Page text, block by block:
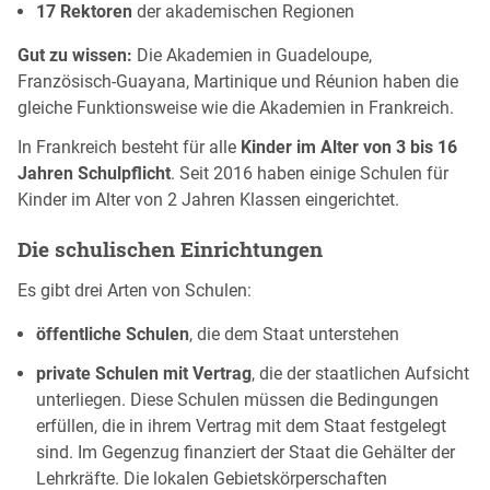
17 Rektoren der akademischen Regionen
Gut zu wissen: Die Akademien in Guadeloupe,
Französisch-Guayana, Martinique und Réunion haben die
gleiche Funktionsweise wie die Akademien in Frankreich.
In Frankreich besteht für alle Kinder im Alter von 3 bis 16
Jahren Schulpflicht. Seit 2016 haben einige Schulen für
Kinder im Alter von 2 Jahren Klassen eingerichtet.
Die schulischen Einrichtungen
Es gibt drei Arten von Schulen:
öffentliche Schulen, die dem Staat unterstehen
private Schulen mit Vertrag, die der staatlichen Aufsicht
unterliegen. Diese Schulen müssen die Bedingungen
erfüllen, die in ihrem Vertrag mit dem Staat festgelegt
sind. Im Gegenzug finanziert der Staat die Gehälter der
Lehrkräfte. Die lokalen Gebietskörperschaften